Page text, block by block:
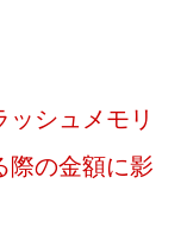
ッシュメモリ
際の金額に影